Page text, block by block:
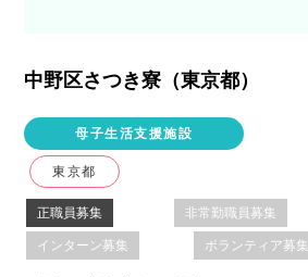
中野区さつき寮（東京都）
母子生活支援施設
東京都
正職員募集 非常勤職員募集
インターン募集 ボランティア募集